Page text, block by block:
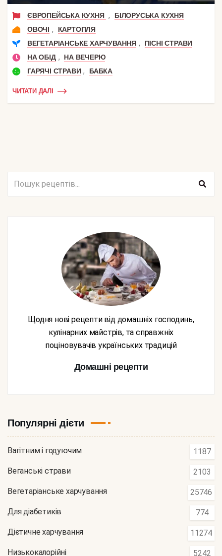
ЄВРОПЕЙСЬКА КУХНЯ ,
БІЛОРУСЬКА КУХНЯ
ОВОЧІ ,
КАРТОПЛЯ
ВЕГЕТАРІАНСЬКЕ ХАРЧУВАННЯ ,
ПІСНІ СТРАВИ
НА ОБІД ,
НА ВЕЧЕРЮ
ГАРЯЧІ СТРАВИ , БАБКА
ЧИТАТИ ДАЛІ
Щодня нові рецепти від домашніх господинь,
кулінарних майстрів, та справжніх
поціновувачів українських традицій
Домашні рецепти
Популярні дієти
Вагітним і годуючим 1187
Веганські страви 2103
Вегетаріанське харчування 25746
Для діабетиків 774
Дієтичне харчування 11274
Низькокалорійні 5242